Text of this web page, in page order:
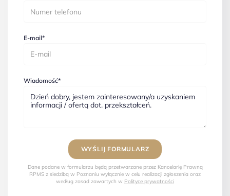
E-mail*
Wiadomość*
Dane podane w formularzu będą przetwarzane przez Kancelarię Prawną
RPMS z siedzibą w Poznaniu wyłącznie w celu realizacji zgłoszenia oraz
według zasad zawartych w Polityce prywatności